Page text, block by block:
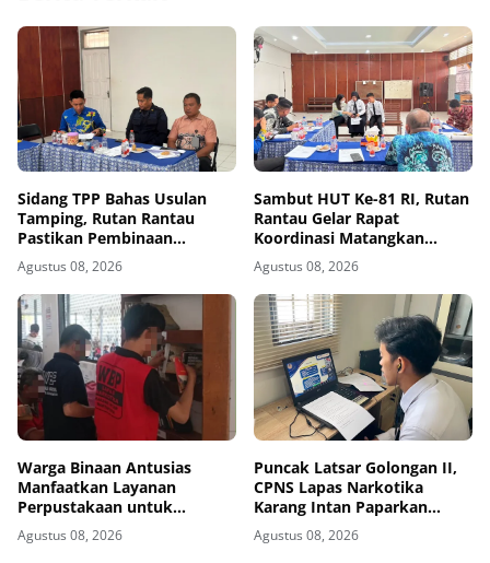
Sidang TPP Bahas Usulan
Tamping, Rutan Rantau
Pastikan Pembinaan
Berjalan Objektif dan
Akuntabel
Agustus 08, 2026
Sambut HUT Ke-81 RI, Rutan
Rantau Gelar Rapat
Koordinasi Matangkan
Persiapan
Agustus 08, 2026
Warga Binaan Antusias
Manfaatkan Layanan
Perpustakaan untuk
Tingkatkan Wawasan
Agustus 08, 2026
Puncak Latsar Golongan II,
CPNS Lapas Narkotika
Karang Intan Paparkan
Aktualisasi BerAKHLAK
Agustus 08, 2026